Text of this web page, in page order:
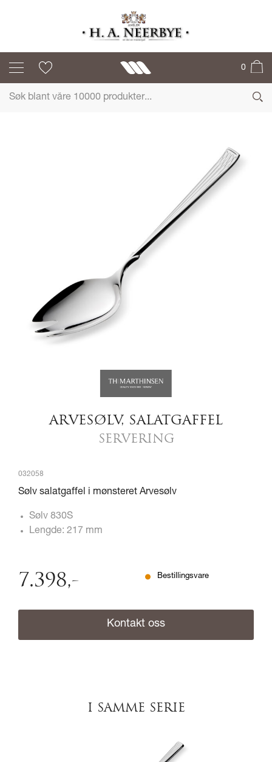
0
ARVESØLV, SALATGAFFEL
SERVERING
032058
Sølv salatgaffel i mønsteret Arvesølv
Sølv 830S
Lengde: 217 mm
7.398,- Bestillingsvare
Kontakt oss
I SAMME SERIE
ARVESØLV